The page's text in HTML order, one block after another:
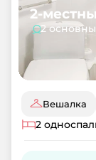
2-
2
Вешалка
2